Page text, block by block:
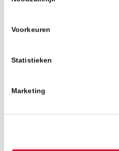
Voorkeuren
Statistieken
Marketing